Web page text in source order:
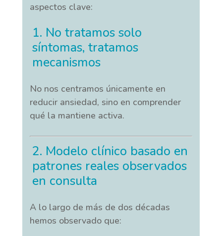
aspectos clave:
1. No tratamos solo
síntomas, tratamos
mecanismos
No nos centramos únicamente en
reducir ansiedad, sino en comprender
qué la mantiene activa.
2. Modelo clínico basado en
patrones reales observados
en consulta
A lo largo de más de dos décadas
hemos observado que: